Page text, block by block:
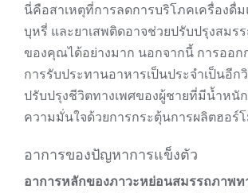
นี่คือสาเหตุที่การลดการบริโภคเครื่องดื่
บุหรี่ และยาเสพติดอาจช่วยปรับปรุงสมร
ของคุณได้อย่างมาก นอกจากนี้ การออก
การรับประทานอาหารเป็นประจำเป็นอีก
ปรับปรุงชีวิตทางเพศของผู้ชายที่มีน้ำหนัก
ความมั่นใจด้วยการกระตุ้นการผลิตฮอร์
อาการของปัญหาการแข็งตัว
อาการหลักของภาวะหย่อนสมรรถภาพท